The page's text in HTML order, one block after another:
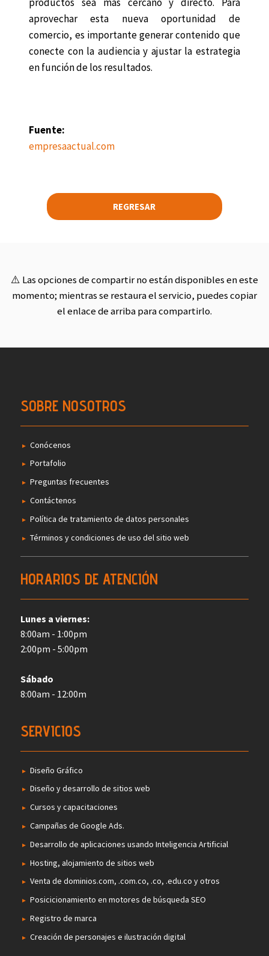
aprovechar esta nueva oportunidad de
comercio, es importante generar contenido que
conecte con la audiencia y ajustar la estrategia
en función de los resultados.
Fuente:
empresaactual.com
REGRESAR
⚠️ Las opciones de compartir no están disponibles en este
momento; mientras se restaura el servicio, puedes copiar
el enlace de arriba para compartirlo.
SOBRE NOSOTROS
Conócenos
Portafolio
Preguntas frecuentes
Contáctenos
Política de tratamiento de datos personales
Términos y condiciones de uso del sitio web
HORARIOS DE ATENCIÓN
Lunes a viernes:
8:00am - 1:00pm
2:00pm - 5:00pm
Sábado
8:00am - 12:00m
SERVICIOS
Diseño Gráfico
Diseño y desarrollo de sitios web
Cursos y capacitaciones
Campañas de Google Ads.
Desarrollo de aplicaciones usando Inteligencia Artificial
Hosting, alojamiento de sitios web
Venta de dominios.com, .com.co, .co, .edu.co y otros
Posicicionamiento en motores de búsqueda SEO
Registro de marca
Creación de personajes e ilustración digital